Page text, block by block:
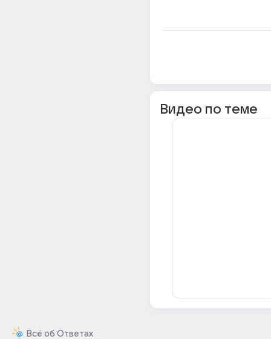
Всё об Ответах
Видео по теме